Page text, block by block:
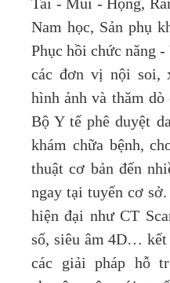
Tai - Mũi - Họng,
Nam học, Sản phụ
Phục hồi chức năng
các đơn vị nội soi,
hình ảnh và thăm
Bộ Y tế phê duyệt
khám chữa bệnh,
thuật cơ bản đến
ngay tại tuyến cơ
hiện đại như CT
số, siêu âm 4D… kết
các giải pháp hỗ